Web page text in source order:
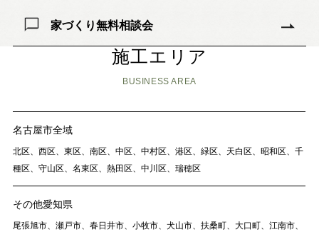
家づくり無料相談会
施工エリア
BUSINESS AREA
名古屋市全域
北区、西区、東区、南区、中区、中村区、港区、緑区、天白区、昭和区、千
種区、守山区、名東区、熱田区、中川区、瑞穂区
その他愛知県
尾張旭市、瀬戸市、春日井市、小牧市、犬山市、扶桑町、大口町、江南市、